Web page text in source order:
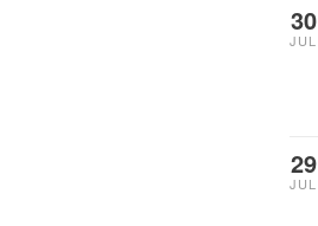
30
JUL
29
JUL